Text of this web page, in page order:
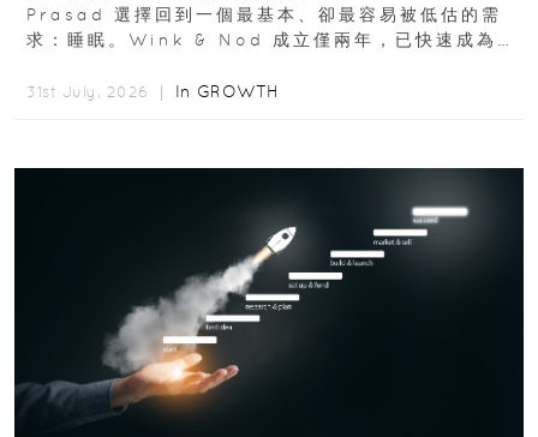
Prasad 選擇回到一個最基本、卻最容易被低估的需
求：睡眠。Wink & Nod 成立僅兩年，已快速成為印
31st July, 2026 ｜ In GROWTH